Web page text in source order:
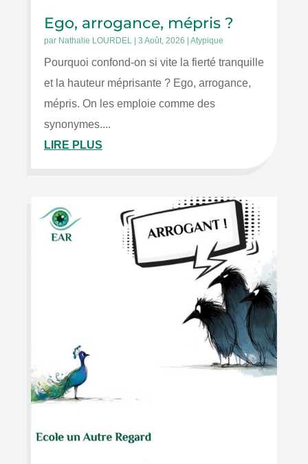
Ego, arrogance, mépris ?
par Nathalie LOURDEL| 3 Août, 2026 | Atypique
Pourquoi confond-on si vite la fierté tranquille
et la hauteur méprisante ? Ego, arrogance,
mépris. On les emploie comme des
synonymes....
LIRE PLUS